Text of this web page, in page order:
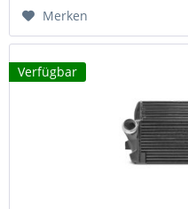
Merken
Verfügbar